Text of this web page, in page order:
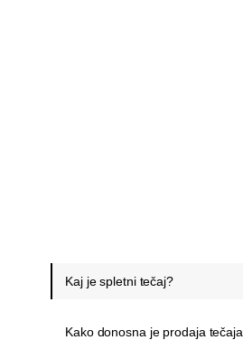
Kaj je spletni tečaj?
Kako donosna je prodaja tečaja